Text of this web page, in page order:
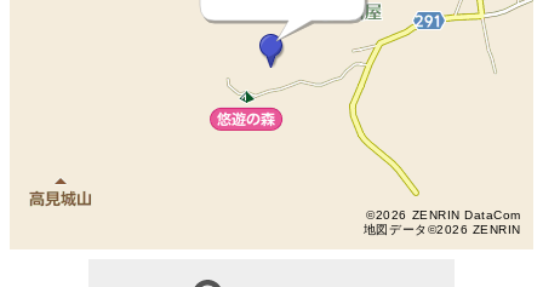
©2026 ZENRIN DataCom
地図データ©2026 ZENRIN